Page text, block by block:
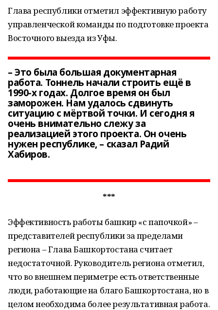
Глава республики отметил эффективную работу
управленческой команды по подготовке проекта
Восточного выезда из Уфы.
– Это была большая документарная
работа. Тоннель начали строить ещё в
1990-х годах. Долгое время он был
заморожен. Нам удалось сдвинуть
ситуацию с мёртвой точки. И сегодня я
очень внимательно слежу за
реализацией этого проекта. Он очень
нужен республике, – сказал Радий
Хабиров.
***
Эффективность работы башкир «с папочкой» –
представителей республики за пределами
региона – Глава Башкортостана считает
недостаточной. Руководитель региона отметил,
что во внешнем периметре есть ответственные
люди, работающие на благо Башкортостана, но в
целом необходима более результативная работа.